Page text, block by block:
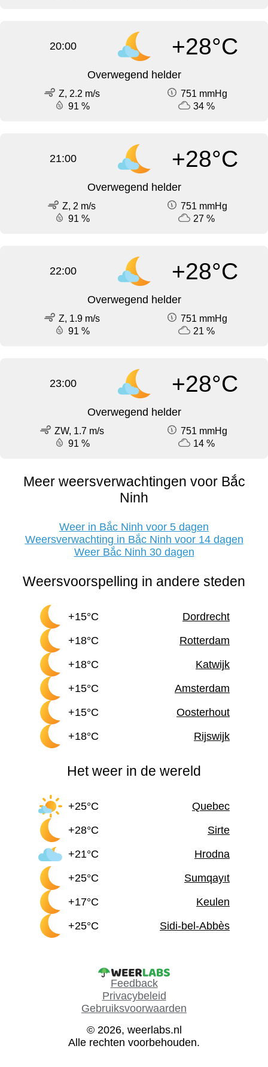
20:00 +28°C
Overwegend helder
Z, 2.2 m/s
751 mmHg
91 %
34 %
21:00 +28°C
Overwegend helder
Z, 2 m/s
751 mmHg
91 %
27 %
22:00 +28°C
Overwegend helder
Z, 1.9 m/s
751 mmHg
91 %
21 %
23:00 +28°C
Overwegend helder
ZW, 1.7 m/s
751 mmHg
91 %
14 %
Meer weersverwachtingen voor Bắc
Ninh
Weer in Bắc Ninh voor 5 dagen
Weersverwachting in Bắc Ninh voor 14 dagen
Weer Bắc Ninh 30 dagen
Weersvoorspelling in andere steden
+15°C
Dordrecht
+18°C
Rotterdam
+18°C
Katwijk
+15°C
Amsterdam
+15°C
Oosterhout
+18°C
Rijswijk
Het weer in de wereld
+25°C
Quebec
+28°C
Sirte
+21°C
Hrodna
+25°C
Sumqayıt
+17°C
Keulen
+25°C
Sidi-bel-Abbès
Feedback
Privacybeleid
Gebruiksvoorwaarden
© 2026, weerlabs.nl
Alle rechten voorbehouden.